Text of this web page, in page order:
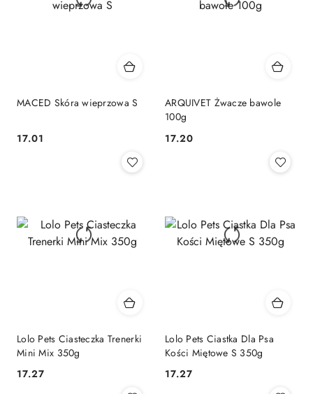
MACED Skóra wieprzowa S
Cena:
17.01
ARQUIVET Żwacze bawole
100g
Cena:
17.20
Lolo Pets Ciasteczka Trenerki
Mini Mix 350g
Cena:
17.27
Lolo Pets Ciastka Dla Psa
Kości Miętowe S 350g
Cena:
17.27